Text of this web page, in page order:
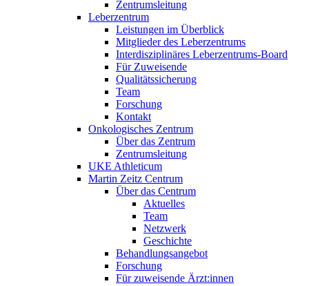
Zentrumsleitung
Leberzentrum
Leistungen im Überblick
Mitglieder des Leberzentrums
Interdisziplinäres Leberzentrums-Board
Für Zuweisende
Qualitätssicherung
Team
Forschung
Kontakt
Onkologisches Zentrum
Über das Zentrum
Zentrumsleitung
UKE Athleticum
Martin Zeitz Centrum
Über das Centrum
Aktuelles
Team
Netzwerk
Geschichte
Behandlungsangebot
Forschung
Für zuweisende Ärzt:innen